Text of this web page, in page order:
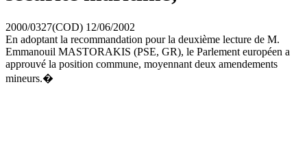
2000/0327(COD) 12/06/2002
En adoptant la recommandation pour la deuxième lecture de M.
Emmanouil MASTORAKIS (PSE, GR), le Parlement européen a
approuvé la position commune, moyennant deux amendements
mineurs.�